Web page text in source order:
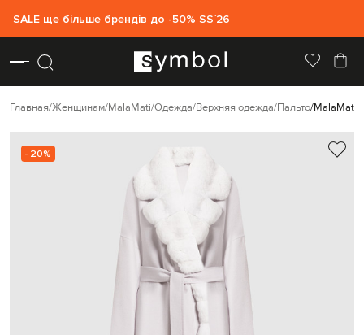
SALE ще більше брендів до -50% SS`26
Главная Женщинам MalaMati Одежда Верхняя одежда Пальто MalaMati
- 20%